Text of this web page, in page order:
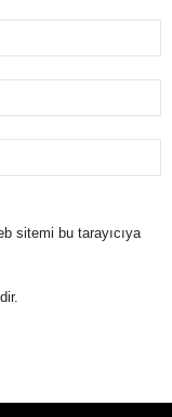
sitemi bu tarayıcıya